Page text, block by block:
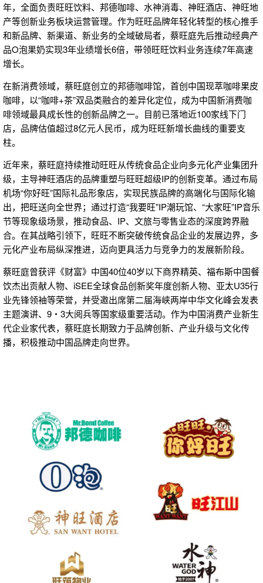
年，全面负责旺旺饮料、邦德咖啡、水神消毒、神旺酒店、神旺地
产等创新业务板块运营管理。作为旺旺品牌年轻化转型的核心推手
和新品牌、新渠道、新业务的全域破局者，蔡旺庭先后推动经典产
品O泡果奶实现3年业绩增长6倍，带领旺旺饮料业务连续7年高速
增长。
在新消费领域，蔡旺庭创立的邦德咖啡馆，首创中国现萃咖啡果皮
咖啡，以“咖啡+茶”双品类融合的差异化定位，成为中国新消费咖
啡领域最具成长性的创新品牌之一。目前已落地近100家线下门
店，品牌估值超过8亿元人民币，成为旺旺新增长曲线的重要支
柱。
近年来，蔡旺庭持续推动旺旺从传统食品企业向多元化产业集团升
级，主导神旺酒店的品牌重塑与旺旺超级IP的创新变革。通过布局
机场“你好旺”国际礼品形象店，实现民族品牌的高端化与国际化输
出，把旺送向全世界；通过打造“我要旺”IP潮玩馆、“大家旺”IP音乐
节等现象级场景，推动食品、IP、文旅与零售业态的深度跨界融
合。在其战略引领下，旺旺不断突破传统食品企业的发展边界，多
元化产业布局纵深推进，迈向更具活力与竞争力的发展新阶段。
蔡旺庭曾获评《财富》中国40位40岁以下商界精英、福布斯中国餐
饮杰出贡献人物、iSEE全球食品创新奖年度创新人物、亚太U35行
业先锋领袖等荣誉，并受邀出席第二届海峡两岸中华文化峰会发表
主题演讲、9・3大阅兵等国家级重要活动。作为中国消费产业新生
代企业家代表，蔡旺庭长期致力于品牌创新、产业升级与文化传
播，积极推动中国品牌走向世界。